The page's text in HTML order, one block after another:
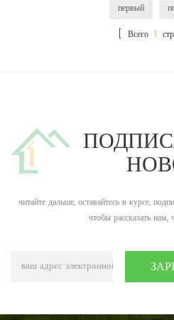
первый
[ Всего 1
читайте дальше, оставайтесь в курсе,
чтобы рассказать нам,